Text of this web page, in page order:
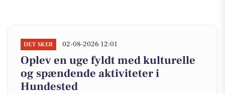
DET SKER 02-08-2026 12:01
Oplev en uge fyldt med kulturelle
og spændende aktiviteter i
Hundested